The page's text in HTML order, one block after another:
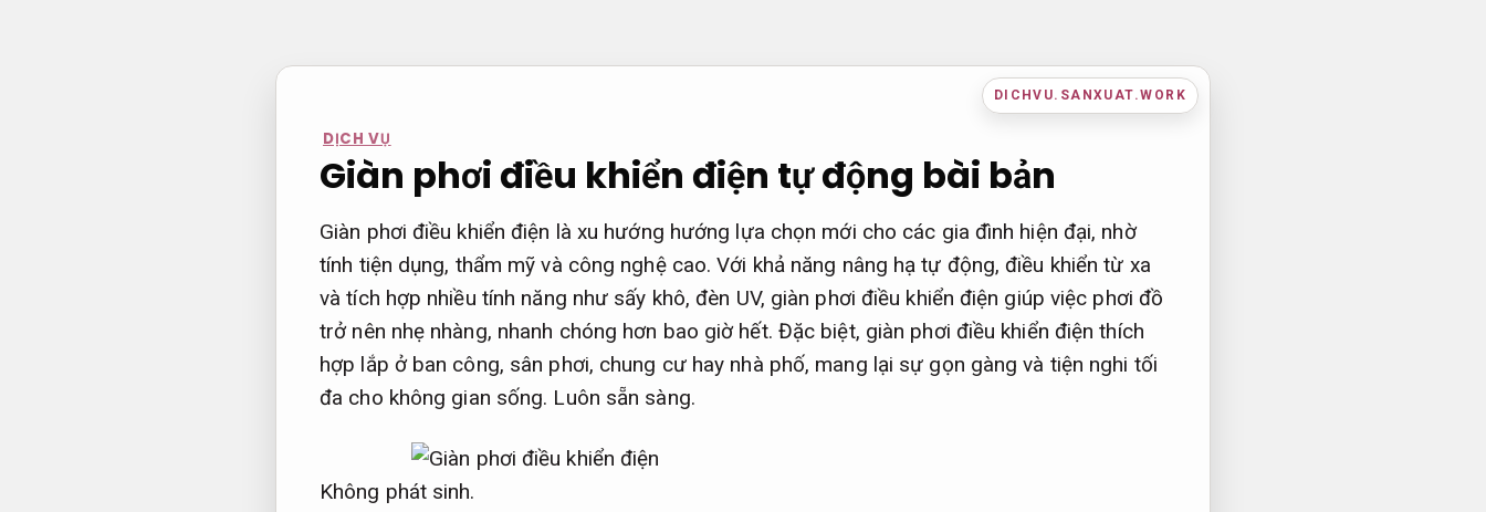
DICHVU.SANXUAT.WORK
DỊCH VỤ
Giàn phơi điều khiển điện tự động bài bản
Giàn phơi điều khiển điện là xu hướng hướng lựa chọn mới cho các gia đình hiện đại, nhờ
tính tiện dụng, thẩm mỹ và công nghệ cao. Với khả năng nâng hạ tự động, điều khiển từ xa
và tích hợp nhiều tính năng như sấy khô, đèn UV, giàn phơi điều khiển điện giúp việc phơi đồ
trở nên nhẹ nhàng, nhanh chóng hơn bao giờ hết. Đặc biệt, giàn phơi điều khiển điện thích
hợp lắp ở ban công, sân phơi, chung cư hay nhà phố, mang lại sự gọn gàng và tiện nghi tối
đa cho không gian sống. Luôn sẵn sàng.
Không phát sinh.